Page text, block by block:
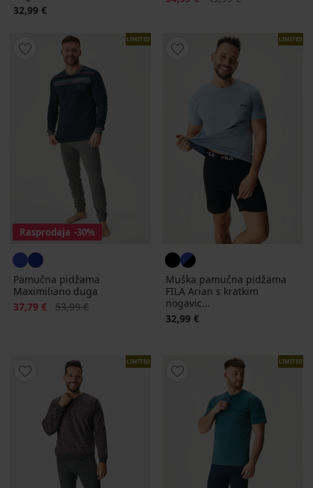
32,99 €
LIMITED
Rasprodaja -30%
Pamučna pidžama
Maximiliano duga
Popust
37,79 € Prvobitna cijena
53,99 €
LIMITED
Muška pamučna pidžama
FILA Arian s kratkim
nogavic...
32,99 €
LIMITED LIMITED